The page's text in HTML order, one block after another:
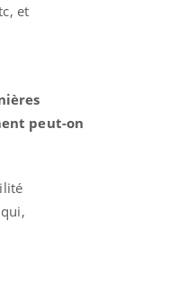
et
peut-on